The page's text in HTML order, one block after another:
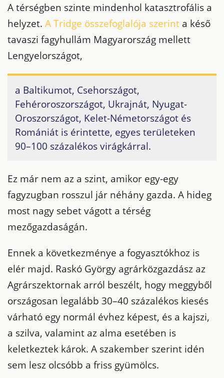
A térségben szinte mindenhol katasztrofális a
helyzet. A Tridge összefoglalója szerint a késő
tavaszi fagyhullám Magyarország mellett
Lengyelországot,
a Baltikumot, Csehországot,
Fehéroroszországot, Ukrajnát, Nyugat-
Oroszországot, Kelet-Németországot és
Romániát is érintette, egyes területeken
90–100 százalékos virágkárral.
Ez már nem az a szint, amikor egy-egy
fagyzugban rosszul jár néhány gazda. A hideg
most nagy sebet vágott a térség
mezőgazdaságán.
Ennek a következménye a fogyasztókhoz is
elér majd. Raskó György agrárközgazdász az
Agrárszektornak arról beszélt, hogy meggyből
országosan legalább 30–40 százalékos kiesés
várható egy normál évhez képest, és a kajszi,
a szilva, valamint az alma esetében is
keletkeztek károk. A szakember szerint idén
sem lesz olcsóbb a friss gyümölcs.